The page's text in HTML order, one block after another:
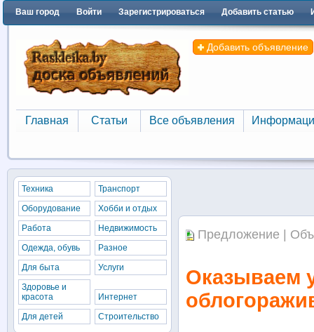
Ваш город Войти Зарегистрироваться Добавить статью
Добавить объявление
Главная
Главная
Статьи
Статьи
Все объявления
Все объявления
Предложение |
Оказываем
Техника
Транспорт
Оборудование
Хобби и отдых
Работа
Недвижимость
Одежда, обувь
Разное
Для быта
Услуги
Здоровье и
красота
Интернет
Для детей
Строительство